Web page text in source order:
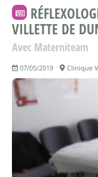
VILLETTE DE
Avec Materniteam
07/05/2019 Clinique